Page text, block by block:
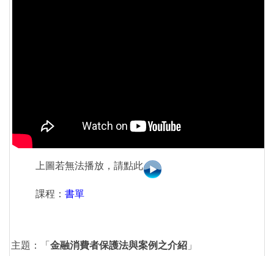
上圖若無法播放，請點此
課程： 書單
主題：「 金融消費者保護法與案例之介紹 」